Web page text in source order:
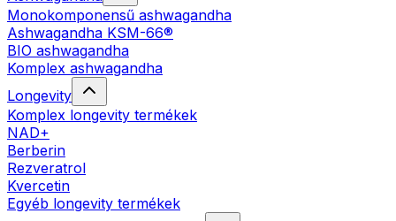
Monokomponensű ashwagandha
Ashwagandha KSM-66®
BIO ashwagandha
Komplex ashwagandha
Longevity
Komplex longevity termékek
NAD+
Berberin
Rezveratrol
Kvercetin
Egyéb longevity termékek